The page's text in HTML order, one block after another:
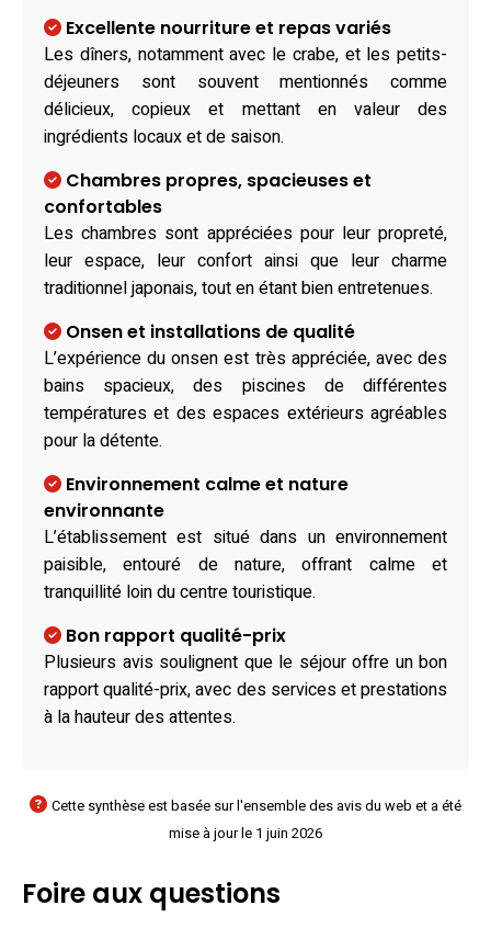
Excellente nourriture et repas variés
Les dîners, notamment avec le crabe, et les petits-
déjeuners sont souvent mentionnés comme
délicieux, copieux et mettant en valeur des
ingrédients locaux et de saison.
Chambres propres, spacieuses et
confortables
Les chambres sont appréciées pour leur propreté,
leur espace, leur confort ainsi que leur charme
traditionnel japonais, tout en étant bien entretenues.
Onsen et installations de qualité
L’expérience du onsen est très appréciée, avec des
bains spacieux, des piscines de différentes
températures et des espaces extérieurs agréables
pour la détente.
Environnement calme et nature
environnante
L’établissement est situé dans un environnement
paisible, entouré de nature, offrant calme et
tranquillité loin du centre touristique.
Bon rapport qualité-prix
Plusieurs avis soulignent que le séjour offre un bon
rapport qualité-prix, avec des services et prestations
à la hauteur des attentes.
Cette synthèse est basée sur l'ensemble des avis du web et a été
mise à jour le 1 juin 2026
Foire aux questions